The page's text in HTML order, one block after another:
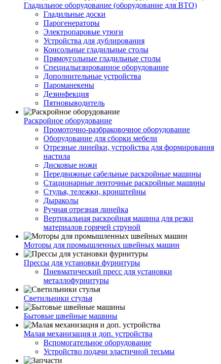
Гладильное оборудование (оборудование для ВТО)
Гладильные доски
Парогенераторы
Электропаровые утюги
Устройства для дублирования
Консольные гладильные столы
Прямоугольные гладильные столы
Специальизированное оборудование
Дополнительные устройства
Пароманекены
Дезинфекция
Пятновыводитель
Раскройное оборудование
Промоточно-разбраковочное оборудование
Оборудование для сборки мебели
Отрезные линейки, устройства для формирования
настила
Дисковые ножи
Передвижные сабельные раскройные машины
Стационарные ленточные раскройные машины
Стулья, тележки, кронштейны
Дыраколы
Ручная отрезная линейка
Вертикальная раскройная машина для резки
материалов горячей струной
Моторы для промышленных швейных машин
Прессы для установки фурнитуры
Пневматический пресс для установки
металлофурнитуры
Светильники стулья
Бытовые швейные машины
Малая механизация и доп. устройства
Вспомогательное оборудование
Устройство подачи эластичной тесьмы